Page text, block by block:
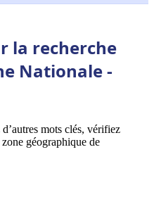
la recherche
Nationale -
mots clés, vérifiez
géographique de